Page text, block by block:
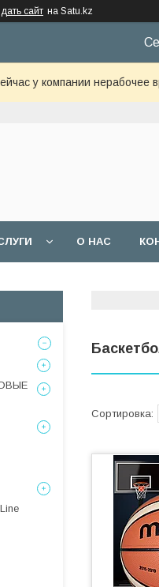
сайт на Satu.kz
у компании нерабочее
О НАС